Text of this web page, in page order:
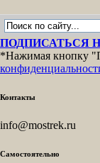
ПОДПИСАТЬСЯ
*Нажимая кнопку
Контакты
info@mostrek.ru
Самостоятельно